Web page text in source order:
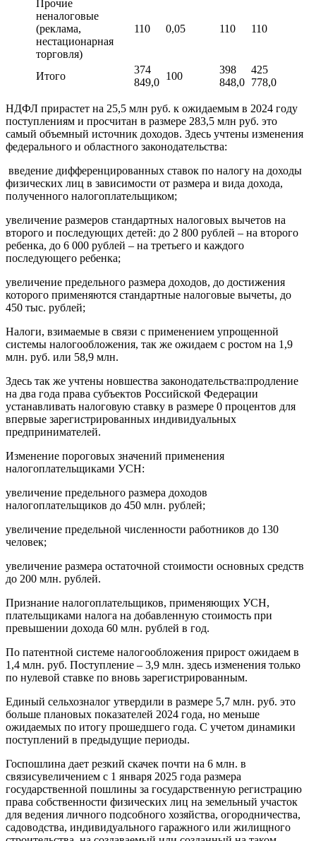
Прочие
неналоговые
(реклама,
нестационарная
торговля)
110 0,05 110 110
Итого
374
849,0
100
398
848,0
425
778,0
НДФЛ прирастет на 25,5 млн руб. к ожидаемым в 2024 году
поступлениям и просчитан в размере 283,5 млн руб. это
самый объемный источник доходов. Здесь учтены изменения
федерального и областного законодательства:
введение дифференцированных ставок по налогу на доходы
физических лиц в зависимости от размера и вида дохода,
полученного налогоплательщиком;
увеличение размеров стандартных налоговых вычетов на
второго и последующих детей: до 2 800 рублей – на второго
ребенка, до 6 000 рублей – на третьего и каждого
последующего ребенка;
увеличение предельного размера доходов, до достижения
которого применяются стандартные налоговые вычеты, до
450 тыс. рублей;
Налоги, взимаемые в связи с применением упрощенной
системы налогообложения, так же ожидаем с ростом на 1,9
млн. руб. или 58,9 млн.
Здесь так же учтены новшества законодательства:продление
на два года права субъектов Российской Федерации
устанавливать налоговую ставку в размере 0 процентов для
впервые зарегистрированных индивидуальных
предпринимателей.
Изменение пороговых значений применения
налогоплательщиками УСН:
увеличение предельного размера доходов
налогоплательщиков до 450 млн. рублей;
увеличение предельной численности работников до 130
человек;
увеличение размера остаточной стоимости основных средств
до 200 млн. рублей.
Признание налогоплательщиков, применяющих УСН,
плательщиками налога на добавленную стоимость при
превышении дохода 60 млн. рублей в год.
По патентной системе налогообложения прирост ожидаем в
1,4 млн. руб. Поступление – 3,9 млн. здесь изменения только
по нулевой ставке по вновь зарегистрированным.
Единый сельхозналог утвердили в размере 5,7 млн. руб. это
больше плановых показателей 2024 года, но меньше
ожидаемых по итогу прошедшего года. С учетом динамики
поступлений в предыдущие периоды.
Госпошлина дает резкий скачек почти на 6 млн. в
связисувеличением с 1 января 2025 года размера
государственной пошлины за государственную регистрацию
права собственности физических лиц на земельный участок
для ведения личного подсобного хозяйства, огородничества,
садоводства, индивидуального гаражного или жилищного